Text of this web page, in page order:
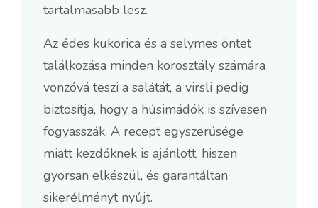
tartalmasabb lesz.
Az édes kukorica és a selymes öntet
találkozása minden korosztály számára
vonzóvá teszi a salátát, a virsli pedig
biztosítja, hogy a húsimádók is szívesen
fogyasszák. A recept egyszerűsége
miatt kezdőknek is ajánlott, hiszen
gyorsan elkészül, és garantáltan
sikerélményt nyújt.